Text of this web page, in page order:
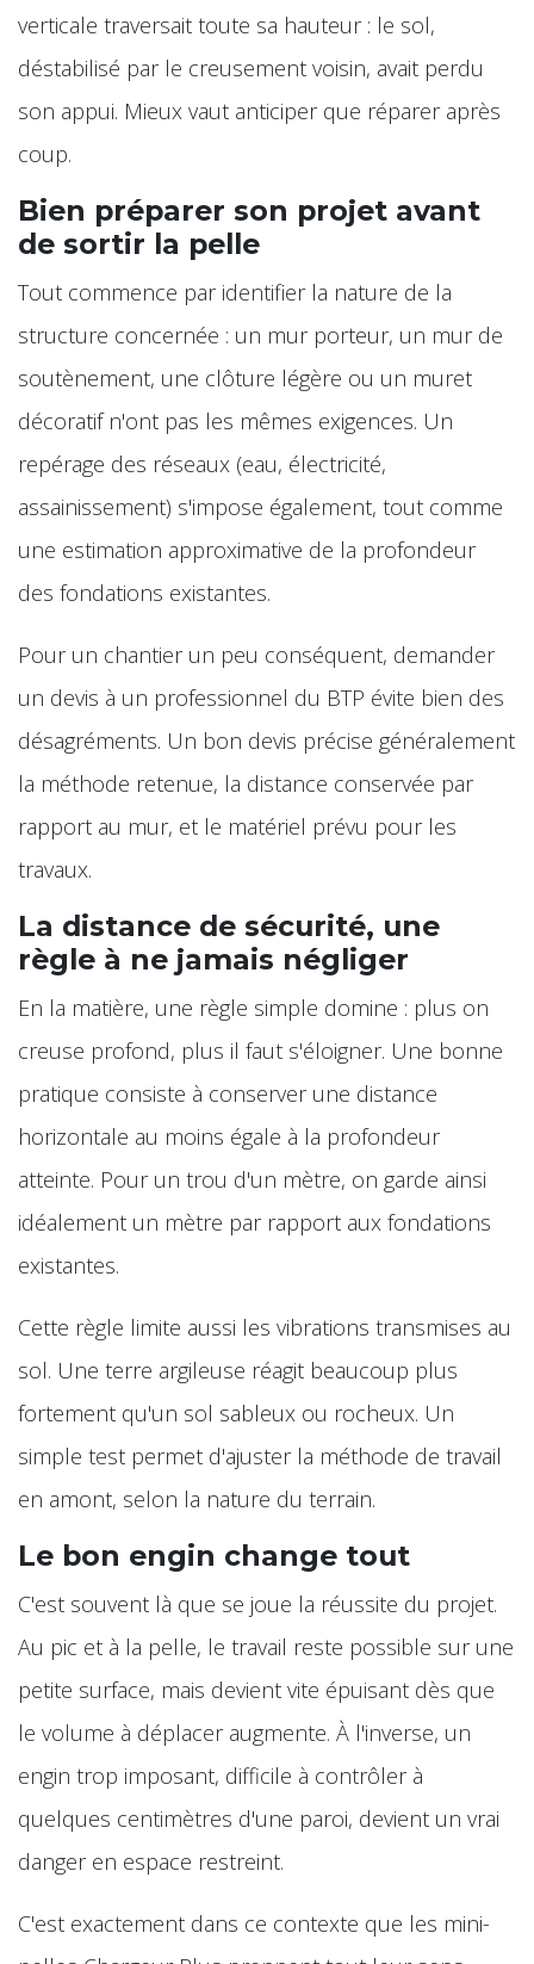
verticale traversait toute sa hauteur : le sol,
déstabilisé par le creusement voisin, avait perdu
son appui. Mieux vaut anticiper que réparer après
coup.
Bien préparer son projet avant
de sortir la pelle
Tout commence par identifier la nature de la
structure concernée : un mur porteur, un mur de
soutènement, une clôture légère ou un muret
décoratif n'ont pas les mêmes exigences. Un
repérage des réseaux (eau, électricité,
assainissement) s'impose également, tout comme
une estimation approximative de la profondeur
des fondations existantes.
Pour un chantier un peu conséquent, demander
un devis à un professionnel du BTP évite bien des
désagréments. Un bon devis précise généralement
la méthode retenue, la distance conservée par
rapport au mur, et le matériel prévu pour les
travaux.
La distance de sécurité, une
règle à ne jamais négliger
En la matière, une règle simple domine : plus on
creuse profond, plus il faut s'éloigner. Une bonne
pratique consiste à conserver une distance
horizontale au moins égale à la profondeur
atteinte. Pour un trou d'un mètre, on garde ainsi
idéalement un mètre par rapport aux fondations
existantes.
Cette règle limite aussi les vibrations transmises au
sol. Une terre argileuse réagit beaucoup plus
fortement qu'un sol sableux ou rocheux. Un
simple test permet d'ajuster la méthode de travail
en amont, selon la nature du terrain.
Le bon engin change tout
C'est souvent là que se joue la réussite du projet.
Au pic et à la pelle, le travail reste possible sur une
petite surface, mais devient vite épuisant dès que
le volume à déplacer augmente. À l'inverse, un
engin trop imposant, difficile à contrôler à
quelques centimètres d'une paroi, devient un vrai
danger en espace restreint.
C'est exactement dans ce contexte que les mini-